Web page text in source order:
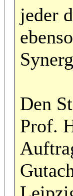
jeder
Den
Prof.